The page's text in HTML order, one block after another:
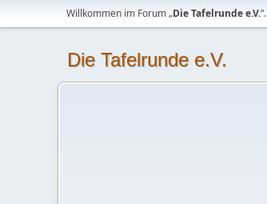
Willkommen im Forum „Die Tafelrunde e.V.“.
Die Tafelrunde e.V.